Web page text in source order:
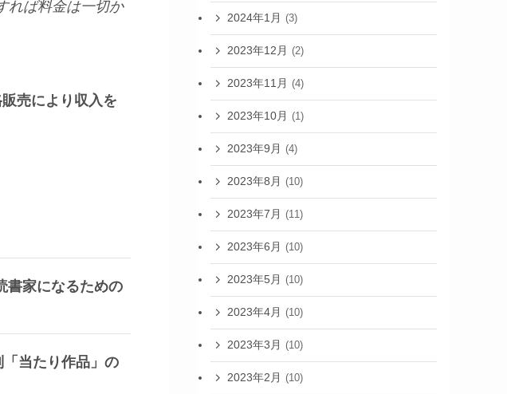
れば料金は一切か
売により収入を
書家になるための
当たり作品」の
2024年1月 (3)
2023年12月 (2)
2023年11月 (4)
2023年10月 (1)
2023年9月 (4)
2023年8月 (10)
2023年7月 (11)
2023年6月 (10)
2023年5月 (10)
2023年4月 (10)
2023年3月 (10)
2023年2月 (10)